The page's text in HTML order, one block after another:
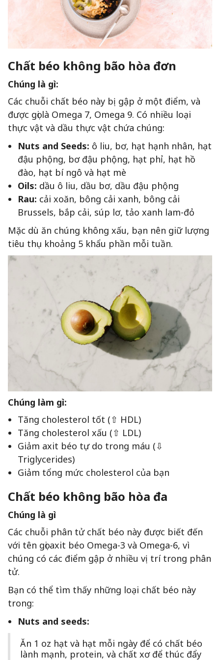
Chất béo không bão hòa đơn
Chúng là gì:
Các chuỗi chất béo này bị gập ở một điểm, và
được gọi là Omega 7, Omega 9. Có nhiều loại
thực vật và dầu thực vật chứa chúng:
Nuts and Seeds: ô liu, bơ, hạt hạnh nhân, hạt
đậu phộng, bơ đậu phộng, hạt phỉ, hạt hồ
đào, hạt bí ngô và hạt mè
Oils: dầu ô liu, dầu bơ, dầu đậu phộng
Rau: cải xoăn, bông cải xanh, bông cải
Brussels, bắp cải, súp lơ, tảo xanh lam-đỏ
Mặc dù ăn chúng không xấu, bạn nên giữ lượng
tiêu thụ khoảng 5 khẩu phần mỗi tuần.
Chúng làm gì:
Tăng cholesterol tốt (⇧ HDL)
Tăng cholesterol xấu (⇧ LDL)
Giảm axit béo tự do trong máu (⇩
Triglycerides)
Giảm tổng mức cholesterol của bạn
Chất béo không bão hòa đa
Chúng là gì
Các chuỗi phân tử chất béo này được biết đến
với tên gọi axit béo Omega-3 và Omega-6, vì
chúng có các điểm gập ở nhiều vị trí trong phân
tử.
Bạn có thể tìm thấy những loại chất béo này
trong:
Nuts and seeds:
Ăn 1 oz hạt và hạt mỗi ngày để có chất béo
lành mạnh, protein, và chất xơ để thúc đẩy